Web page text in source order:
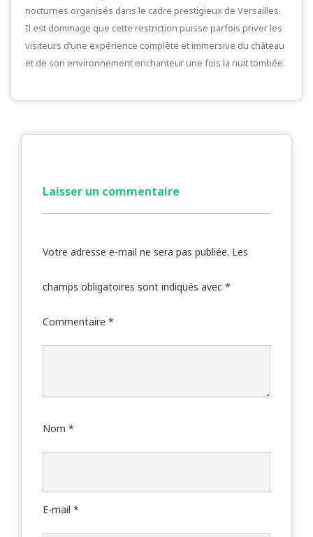
nocturnes organisés dans le cadre prestigieux de Versailles.
Il est dommage que cette restriction puisse parfois priver les
visiteurs d’une expérience complète et immersive du château
et de son environnement enchanteur une fois la nuit tombée.
Laisser un commentaire
Votre adresse e-mail ne sera pas publiée. Les
champs obligatoires sont indiqués avec *
Commentaire *
Nom *
E-mail *